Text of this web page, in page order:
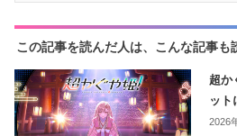
この記事を読んだ人は、こんな記事も
超か
ット
2026